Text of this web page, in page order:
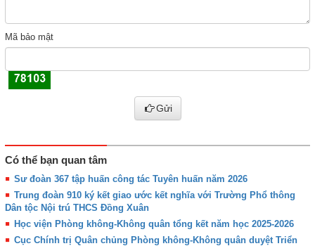
Mã bảo mật
Gửi
Có thể bạn quan tâm
Sư đoàn 367 tập huấn công tác Tuyên huấn năm 2026
Trung đoàn 910 ký kết giao ước kết nghĩa với Trường Phổ thông
Dân tộc Nội trú THCS Đồng Xuân
Học viện Phòng không-Không quân tổng kết năm học 2025-2026
Cục Chính trị Quân chủng Phòng không-Không quân duyệt Triển